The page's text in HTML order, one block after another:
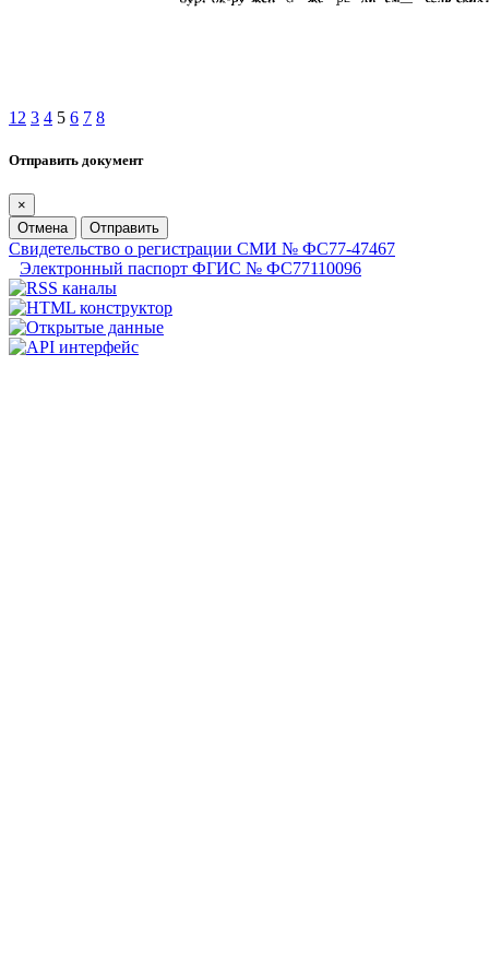
1 2 3 4 5 6 7 8
Отправить документ
×
Отмена
Отправить
Свидетельство о регистрации СМИ № ФС77-47467
Электронный паспорт ФГИС № ФС77110096